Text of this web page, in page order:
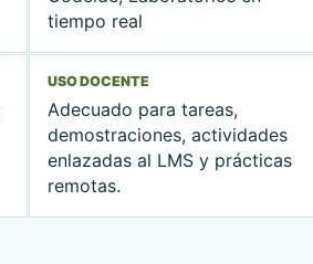
tiempo real
USO DOCENTE
Adecuado para tareas,
demostraciones, actividades
enlazadas al LMS y prácticas
remotas.